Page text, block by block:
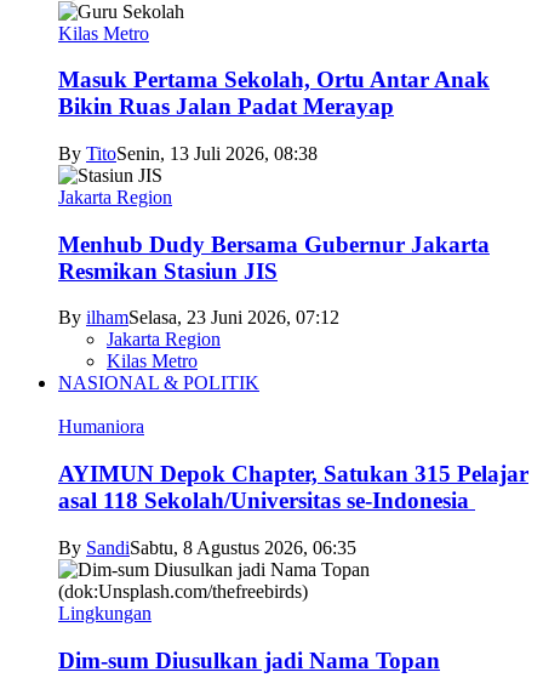
Kilas Metro
Masuk Pertama Sekolah, Ortu Antar Anak
Bikin Ruas Jalan Padat Merayap
By TitoSenin, 13 Juli 2026, 08:38
Jakarta Region
Menhub Dudy Bersama Gubernur Jakarta
Resmikan Stasiun JIS
By ilhamSelasa, 23 Juni 2026, 07:12
Jakarta Region
Kilas Metro
NASIONAL & POLITIK
Humaniora
AYIMUN Depok Chapter, Satukan 315 Pelajar
asal 118 Sekolah/Universitas se-Indonesia
By SandiSabtu, 8 Agustus 2026, 06:35
Lingkungan
Dim-sum Diusulkan jadi Nama Topan